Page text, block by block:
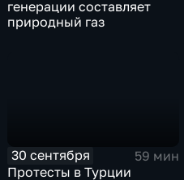
генерации составляет
природный газ
30 сентября
59 мин
Протесты в Турции